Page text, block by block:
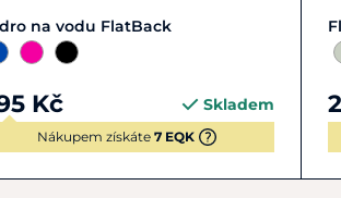
Zobrazit detail
na vodu FlatBack
Kč Skladem
Nákupem získáte 7 EQK